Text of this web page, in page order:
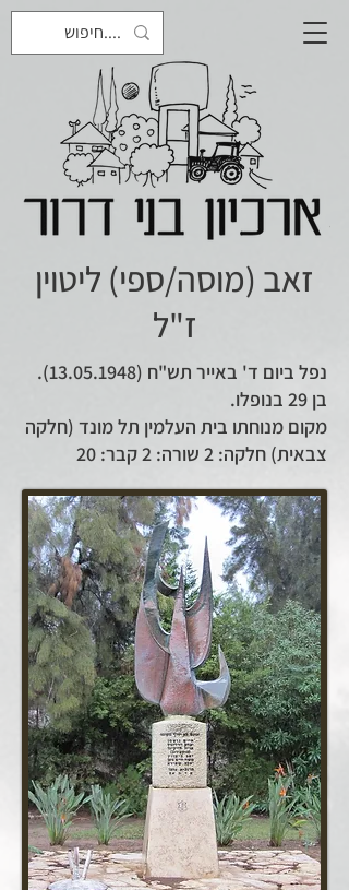
זאב (מוסה/ספי) ליטוין
ז"ל
נפל ביום ד' באייר תש"ח (13.05.1948)
.
בן 29 בנופלו.
מקום מנוחתו בית העלמין תל מונד (חלקה
צבאית) חלקה: 2 שורה: 2 קבר: 20